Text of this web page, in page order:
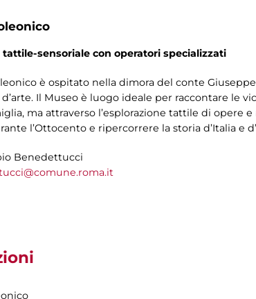
sensoriale con operatori specializzati
è ospitato nella dimora del conte
Il Museo è luogo ideale per raccontare le
ma attraverso l’esplorazione tattile di
l’Ottocento e ripercorrere la storia d’Italia e
Benedettucci